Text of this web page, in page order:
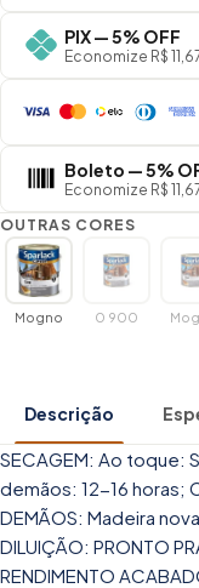
PIX — 5% OFF
Economize R$
Boleto — 5%
Economize R$
OUTRAS CORES
Mogno 0 900
Descrição
SECAGEM: Ao toque:
demãos: 12-16 horas;
DEMÃOS: Madeira
DILUIÇÃO: PRONTO
RENDIMENTO